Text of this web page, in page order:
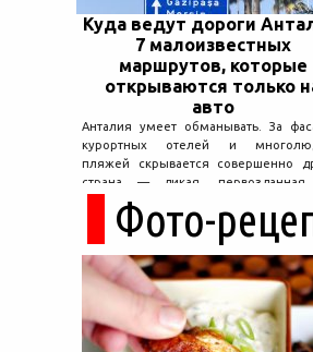
Куда ведут дороги
7 малоизвестных
маршрутов, которые
открываются только
авто
Анталия умеет обманывать. За
курортных отелей и
пляжей скрывается совершенно
страна — дикая,
древние руины дремлют в тени
горные дороги ведут к местам, о
не расскажет ни один автобусный
Фото-